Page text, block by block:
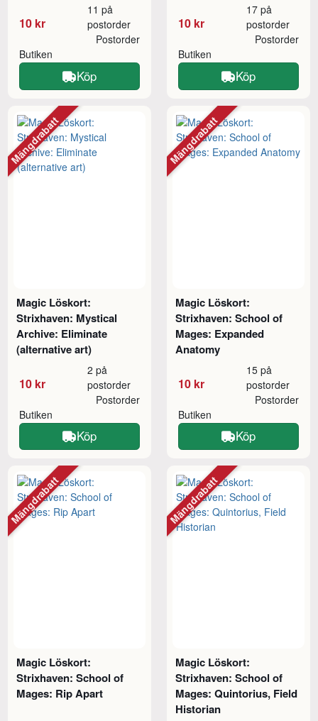
10 kr
11 på
postorder
Butiken
Postorder
Köp
10 kr
17 på
postorder
Butiken
Postorder
Köp
Magic Löskort:
Strixhaven: Mystical
Archive: Eliminate
(alternative art)
10 kr
2 på
postorder
Butiken
Postorder
Köp
Mängdrabatt
Magic Löskort:
Strixhaven: School of
Mages: Expanded
Anatomy
10 kr
15 på
postorder
Butiken
Postorder
Köp
Mängdrabatt
Magic Löskort:
Strixhaven: School of
Mages: Rip Apart
Mängdrabatt
Magic Löskort:
Strixhaven: School of
Mages: Quintorius, Field
Historian
Mängdrabatt